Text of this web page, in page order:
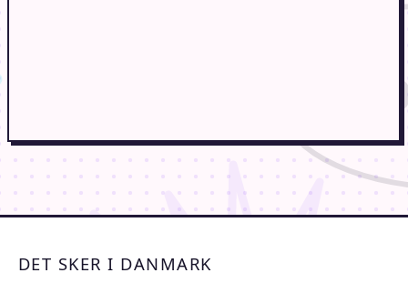
DET SKER I DANMARK